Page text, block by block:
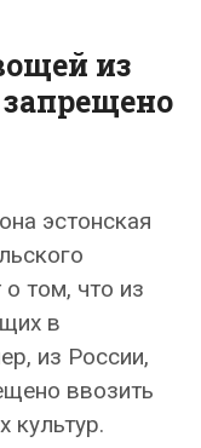
из
эстонская
том, что из
в
из России,
ввозить
культур.